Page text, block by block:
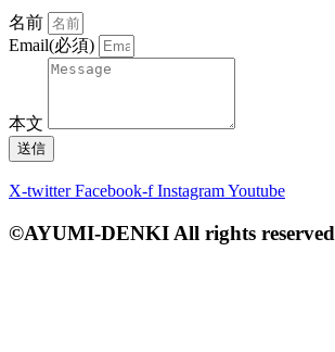
名前
Email(必須)
本文
送信
X-twitter Facebook-f InstagramYoutube
©AYUMI-DENKI All rights reserved